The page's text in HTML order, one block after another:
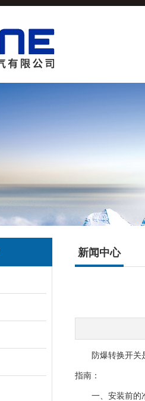
新闻中心
防爆转换开关是
指南：
一、安装前的